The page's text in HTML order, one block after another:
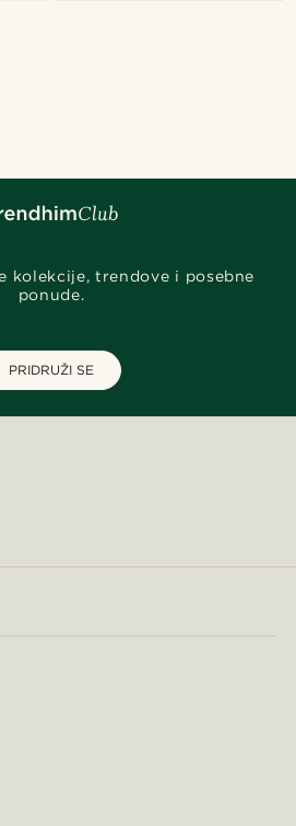
kolekcije, trendove i posebne
ponude.
PRIDRUŽI SE